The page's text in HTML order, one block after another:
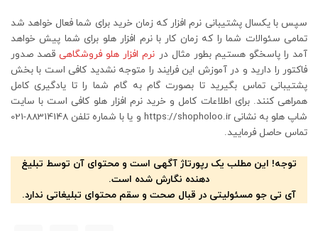
سپس با یکسال پشتیبانی نرم افزار که زمان خرید برای شما فعال خواهد شد
تمامی سئوالات شما را که زمان کار با نرم افزار هلو برای شما پیش خواهد
آمد را پاسخگو هستیم بطور مثال در نرم افزار هلو فروشگاهیقصد صدور
فاکتور را دارید و در آموزش این فرایند را متوجه نشدید کافی است با بخش
پشتیبانی تماس بگیرید تا بصورت گام به گام شما را تا یادگیری کامل
همراهی کنند. برای اطلاعات کامل و خرید نرم افزار هلو کافی است با سایت
شاپ هلو به نشانی https://shopholoo.ir و یا با شماره تلفن 88314148-021
تماس حاصل فرمایید.
توجه! این مطلب یک رپورتاژ آگهی است و محتوای آن توسط تبلیغ
دهنده نگارش شده است.
آی تی جو مسئولیتی در قبال صحت و سقم محتوای تبلیغاتی ندارد.